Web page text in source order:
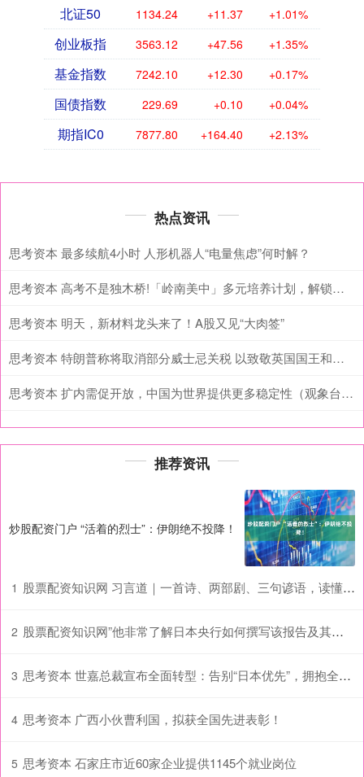
北证50 1134.24 +11.37 +1.01%
创业板指 3563.12 +47.56 +1.35%
基金指数 7242.10 +12.30 +0.17%
国债指数 229.69 +0.10 +0.04%
期指IC0 7877.80 +164.40 +2.13%
热点资讯
思考资本 最多续航4小时 人形机器人“电量焦虑”何时解？
思考资本 高考不是独木桥!「岭南美中」多元培养计划，解锁升学“新选择”
思考资本 明天，新材料龙头来了！A股又见“大肉签”
思考资本 特朗普称将取消部分威士忌关税 以致敬英国国王和王后
思考资本 扩内需促开放，中国为世界提供更多稳定性（观象台·国际人士谈“十五五”关键词⑤）
推荐资讯
炒股配资门户 “活着的烈士”：伊朗绝不投降！
1 股票配资知识网 习言道｜一首诗、两部剧、三句谚语，读懂“中国－中亚精神”_大皖新闻 | 安徽网
2 股票配资知识网”他非常了解日本央行如何撰写该报告及其措辞解读
3 思考资本 世嘉总裁宣布全面转型：告别“日本优先”，拥抱全球玩家
4 思考资本 广西小伙曹利国，拟获全国先进表彰！
5 思考资本 石家庄市近60家企业提供1145个就业岗位